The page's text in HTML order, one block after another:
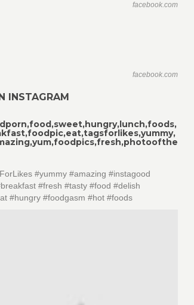
facebook.com
facebook.com
INSTAGRAM
#yummy #amazing #instagood
#fresh #tasty #food #delish
#hungry #foodgasm #hot #foods